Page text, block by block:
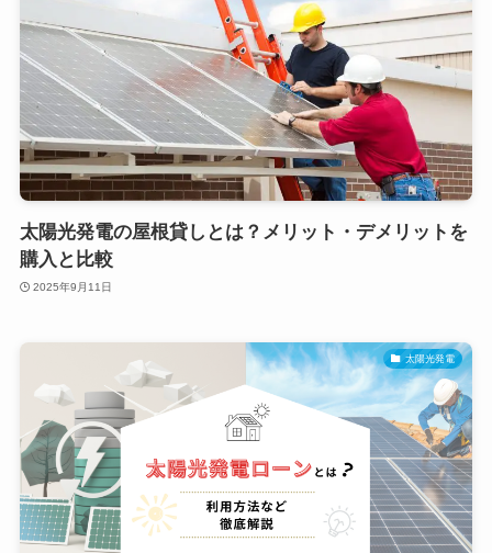
太陽光発電の屋根貸しとは？メリット・デメリットを
購入と比較
2025年9月11日
太陽光発電